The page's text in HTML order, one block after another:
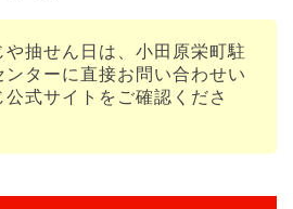
や抽せん日は、小田原栄町駐
ターに直接お問い合わせい
式サイトをご確認くださ